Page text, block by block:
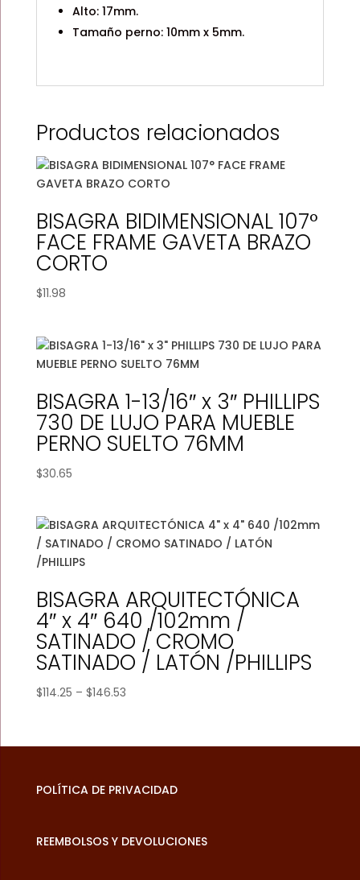
Alto: 17mm.
Tamaño perno: 10mm x 5mm.
Productos relacionados
BISAGRA BIDIMENSIONAL 107°
FACE FRAME GAVETA BRAZO
CORTO
$11.98
BISAGRA 1-13/16″ x 3″ PHILLIPS
730 DE LUJO PARA MUEBLE
PERNO SUELTO 76MM
$30.65
BISAGRA ARQUITECTÓNICA
4″ x 4″ 640 /102mm /
SATINADO / CROMO
SATINADO / LATÓN /PHILLIPS
$114.25 – $146.53Price
through
POLÍTICA DE PRIVACIDAD
REEMBOLSOS Y DEVOLUCIONES